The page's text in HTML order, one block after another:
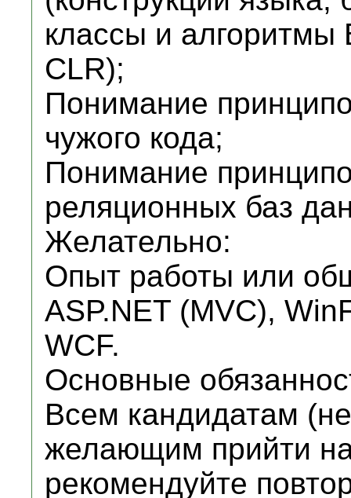
классы и
CLR);
Понимание
чужого кода;
Понимание
реляционных баз
Желательно:
Опыт работы или
ASP.NET (MVC),
WCF.
Основные
Всем кандидатам
желающим прийти
рекомендуйте